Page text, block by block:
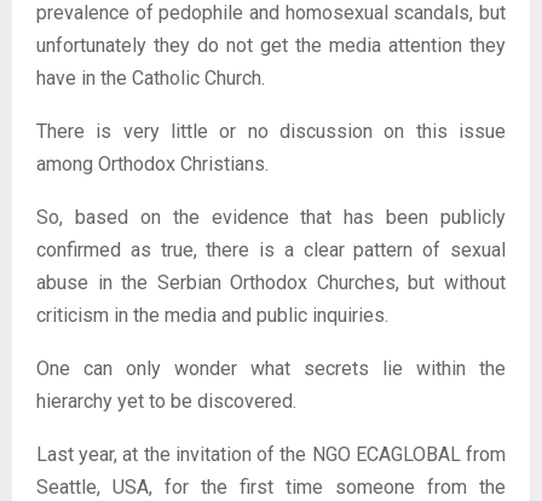
prevalence of pedophile and homosexual scandals, but
unfortunately they do not get the media attention they
have in the Catholic Church.
There is very little or no discussion on this issue
among Orthodox Christians.
So, based on the evidence that has been publicly
confirmed as true, there is a clear pattern of sexual
abuse in the Serbian Orthodox Churches, but without
criticism in the media and public inquiries.
One can only wonder what secrets lie within the
hierarchy yet to be discovered.
Last year, at the invitation of the NGO ECAGLOBAL from
Seattle, USA, for the first time someone from the